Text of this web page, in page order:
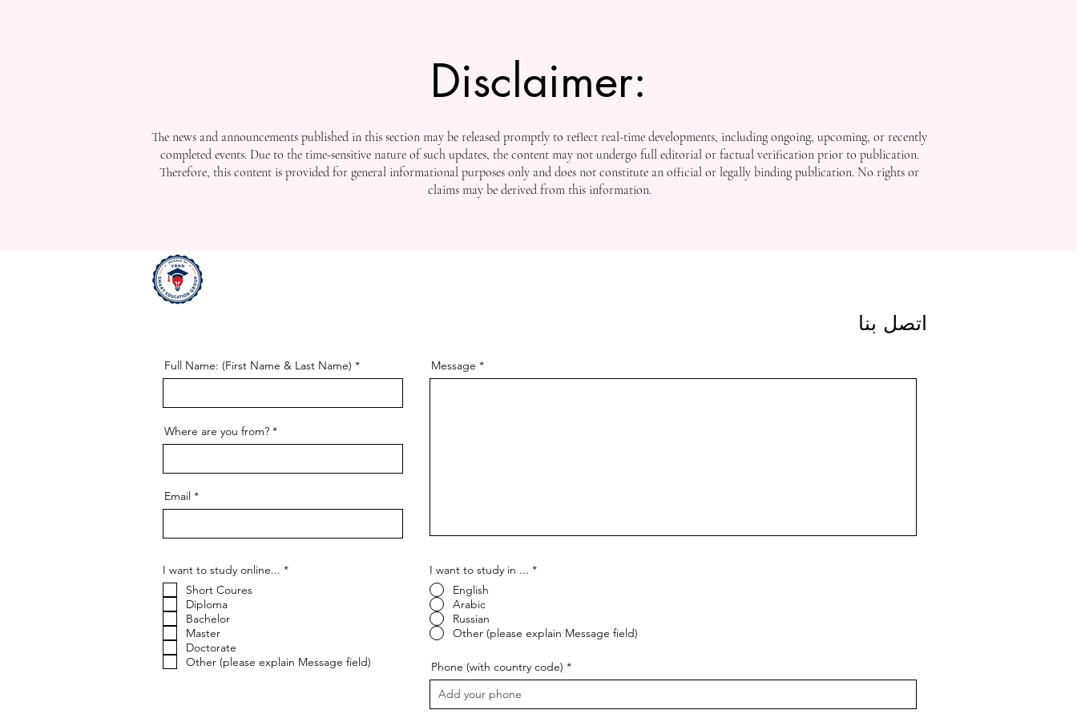
Disclaimer:
The news and announcements published in this section may be released promptly to reflect real-time developments, including ongoing, upcoming, or recently
completed events. Due to the time-sensitive nature of such updates, the content may not undergo full editorial or factual verification prior to publication.
Therefore, this content is provided for general informational purposes only and does not constitute an official or legally binding publication. No rights or
claims may be derived from this information.
اتصل بنا
Full Name: (First Name & Last Name)
Where are you from?
Email
Message
I want to study online... *إ
Short Coures
Diploma
Bachelor
Master
Doctorate
Other (please explain Message field)
I want to study in ... *
English
Arabic
Russian
Other (please explain Message field)
Phone (with country code)